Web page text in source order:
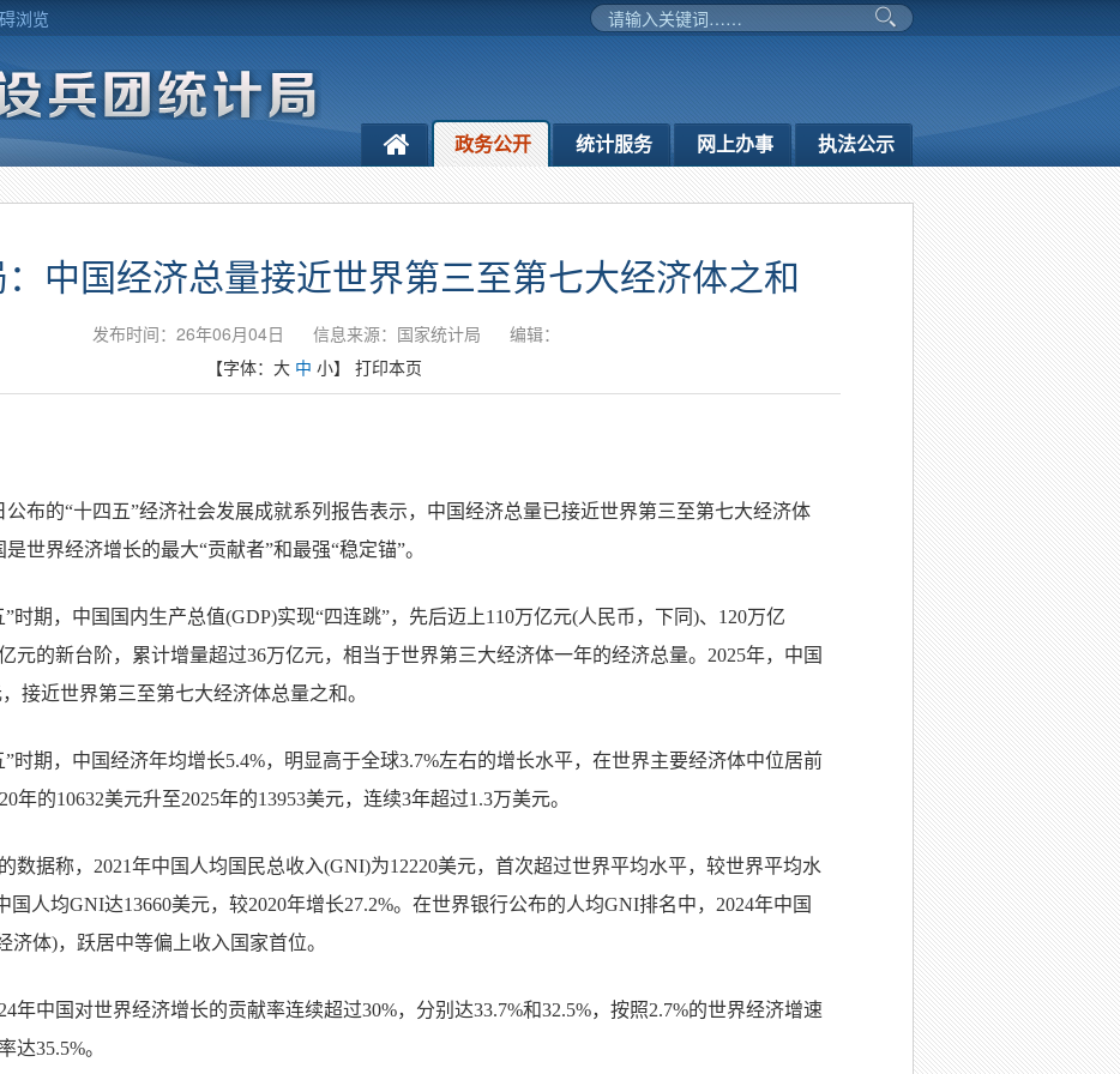
浏览
政务公开 统计服务 网上办事 执法公示
：中国经济总量接近世界第三至第七大经济体之和
发布时间：26年06月04日 信息来源：国家统计局
编辑：
【字体： 大 中 小】 打印本页
公布的“十四五”经济社会发展成就系列报告表示，中国经济总量已接近世界第三至第七大经济体
世界经济增长的最大“贡献者”和最强“稳定锚”。
时期，中国国内生产总值(GDP)实现“四连跳”，先后迈上110万亿元(人民币，下同)、120万亿
元的新台阶，累计增量超过36万亿元，相当于世界第三大经济体一年的经济总量。2025年，中国
接近世界第三至第七大经济体总量之和。
”时期，中国经济年均增长5.4%，明显高于全球3.7%左右的增长水平，在世界主要经济体中位居前
年的10632美元升至2025年的13953美元，连续3年超过1.3万美元。
数据称，2021年中国人均国民总收入(GNI)为12220美元，首次超过世界平均水平，较世界平均水
国人均GNI达13660美元，较2020年增长27.2%。在世界银行公布的人均GNI排名中，2024年中国
济体)，跃居中等偏上收入国家首位。
年中国对世界经济增长的贡献率连续超过30%，分别达33.7%和32.5%，按照2.7%的世界经济增速
达35.5%。